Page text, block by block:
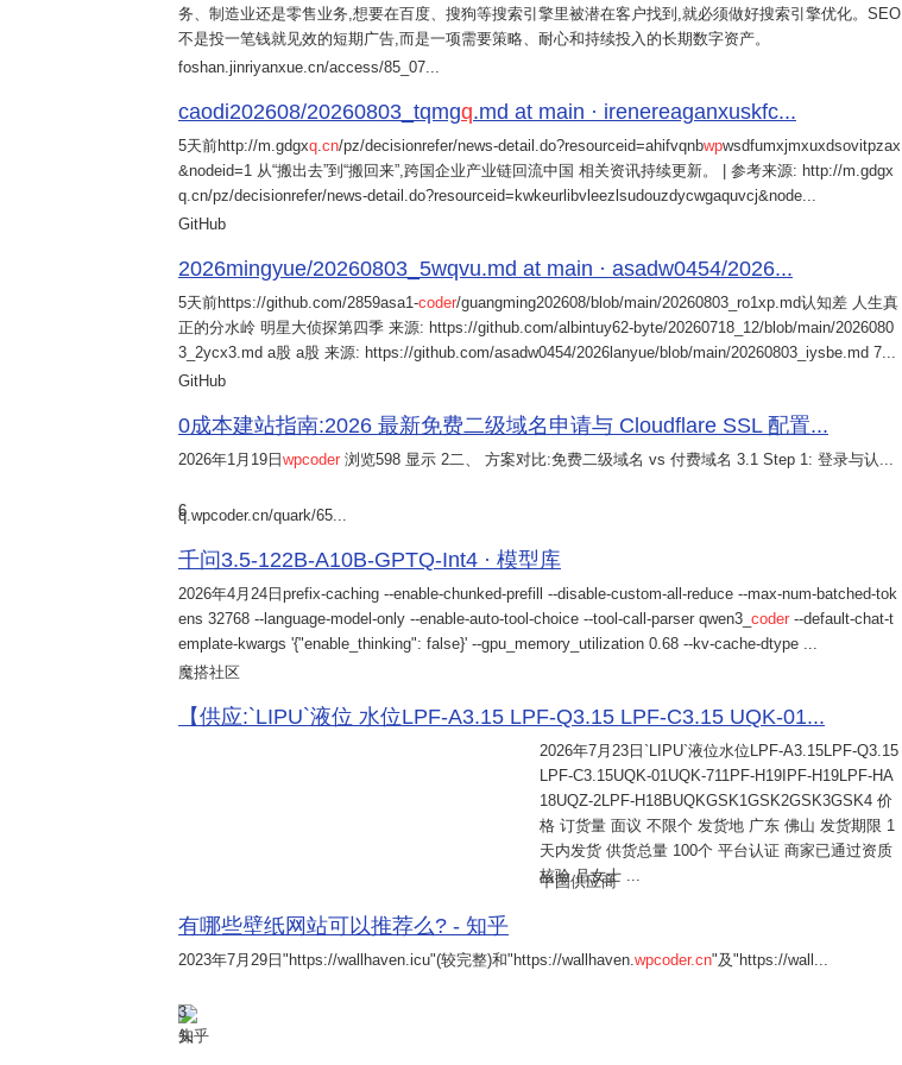
务、制造业还是零售业务,想要在百度、搜狗等搜索引擎里被潜在客户找到,就必须做好搜索引擎优化。SEO
不是投一笔钱就见效的短期广告,而是一项需要策略、耐心和持续投入的长期数字资产。
foshan.jinriyanxue.cn/access/85_07...
caodi202608/20260803_tqmgq.md at main · irenereaganxuskfc...
5天前http://m.gdgxq cn/pz/decisionrefer/news-detail.do?resourceid=ahifvqnbwpwsdfumxjmxuxdsovitpzax
&nodeid=1 从“搬出去”到“搬回来”,跨国企业产业链回流中国 相关资讯持续更新。 | 参考来源: http://m.gdgx
q.cn/pz/decisionrefer/news-detail.do?resourceid=kwkeurlibvleezlsudouzdycwgaquvcj&node...
GitHub
2026mingyue/20260803_5wqvu.md at main · asadw0454/2026...
5天前https://github.com/2859asa1-coder/guangming202608/blob/main/20260803_ro1xp.md认知差 人生真
正的分水岭 明星大侦探第四季 来源: https://github.com/albintuy62-byte/20260718_12/blob/main/2026080
3_2ycx3.md a股 a股 来源: https://github.com/asadw0454/2026lanyue/blob/main/20260803_iysbe.md 7...
GitHub
0成本建站指南:2026 最新免费二级域名申请与 Cloudflare SSL 配置...
2026年1月19日wpcoder 浏览598 显示 2二、 方案对比:免费二级域名 vs 付费域名 3.1 Step 1: 登录与认...
6
q.wpcoder.cn/quark/65...
千问3.5-122B-A10B-GPTQ-Int4 · 模型库
2026年4月24日 prefix-caching --enable-chunked-prefill --disable-custom-all-reduce --max-num-batched-tok
ens 32768 --language-model-only --enable-auto-tool-choice --tool-call-parser qwen3_ coder --default-chat-t
emplate-kwargs '{"enable_thinking": false}' --gpu_memory_utilization 0.68 --kv-cache-dtype ...
魔搭社区
【供应:`LIPU`液位 水位LPF-A3.15 LPF-Q3.15 LPF-C3.15 UQK-01...
2026年7月23日 `LIPU`液位水位LPF-A3.15LPF-Q3.15
LPF-C3.15UQK-01UQK-711PF-H19IPF-H19LPF-HA
18UQZ-2LPF-H18BUQKGSK1GSK2GSK3GSK4 价
格 订货量 面议 不限个 发货地 广东 佛山 发货期限 1
天内发货 供货总量 100个 平台认证 商家已通过资质
核验 吕女士 ...
中国供应商
有哪些壁纸网站可以推荐么? - 知乎
2023年7月29日 "https://wallhaven.icu"(较完整)和"https://wallhaven.wpcoder.cn"及"https://wall...
3
知乎